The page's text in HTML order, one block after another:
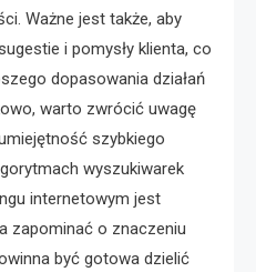
Ważne jest także, aby
i pomysły klienta, co
dopasowania działań
warto zwrócić uwagę
szybkiego
wyszukiwarek
internetowym jest
zapominać o znaczeniu
być gotowa dzielić